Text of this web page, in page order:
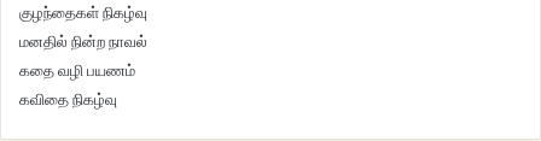
வீடு வெளி | சி.மோகன் | நாவல் | டிஸ்கவரி
குழந்தைகள் நிகழ்வு
மனதில் நின்ற நாவல்
கதை வழி பயணம்
கவிதை நிகழ்வு